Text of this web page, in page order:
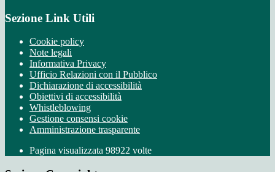
Sezione Link Utili
Cookie policy
Note legali
Informativa Privacy
Ufficio Relazioni con il Pubblico
Dichiarazione di accessibilità
Obiettivi di accessibilità
Whistleblowing
Gestione consensi cookie
Amministrazione trasparente
Pagina visualizzata 98922 volte